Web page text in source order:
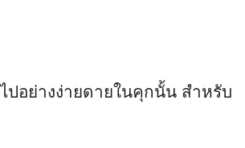
ปอย่างง่ายดายในคุกนั้น สำหรับ